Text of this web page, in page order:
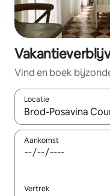
Vind en boek
Locatie
Wanneer er
Aankomst
Vertrek